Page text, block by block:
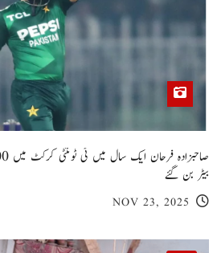
بیٹر بن گئے
NOV 23, 2025